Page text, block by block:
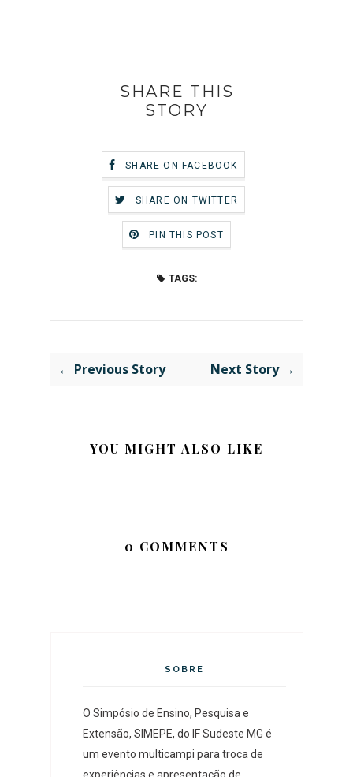
SHARE THIS
STORY
SHARE ON FACEBOOK
SHARE ON TWITTER
PIN THIS POST
TAGS:
← Previous Story Next Story →
YOU MIGHT ALSO LIKE
0 COMMENTS
SOBRE
O Simpósio de Ensino, Pesquisa e
Extensão, SIMEPE, do IF Sudeste MG é
um evento multicampi para troca de
experiências e apresentação de